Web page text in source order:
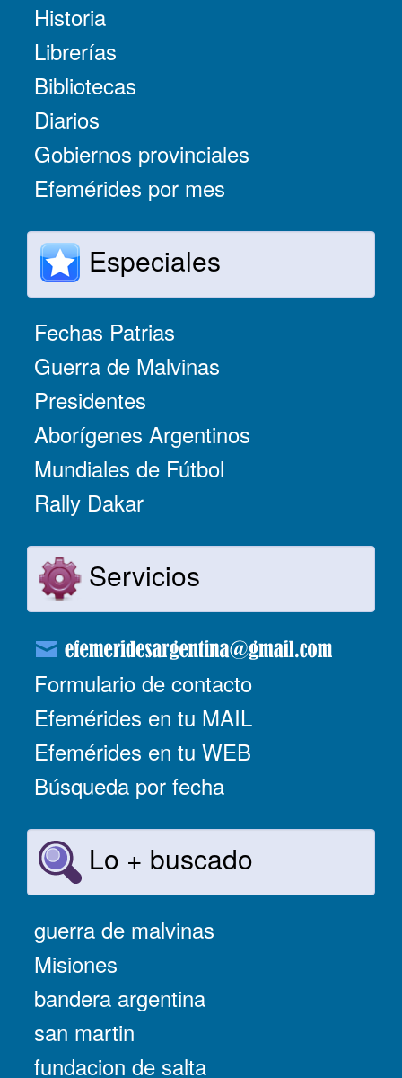
Historia
Librerías
Bibliotecas
Diarios
Gobiernos provinciales
Efemérides por mes
Especiales
Fechas Patrias
Guerra de Malvinas
Presidentes
Aborígenes Argentinos
Mundiales de Fútbol
Rally Dakar
Servicios
Formulario de contacto
Efemérides en tu MAIL
Efemérides en tu WEB
Búsqueda por fecha
Lo + buscado
guerra de malvinas
Misiones
bandera argentina
san martin
fundacion de salta